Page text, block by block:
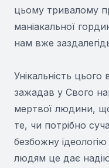
цьому тривалому
маніакальної
нам вже
Унікальність
зажадав у Свого
мертвої людини,
те, чи потрібно
безбожну
людям це дає